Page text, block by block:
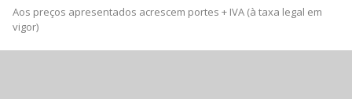
Aos preços apresentados acrescem portes + IVA (à taxa legal em
vigor)